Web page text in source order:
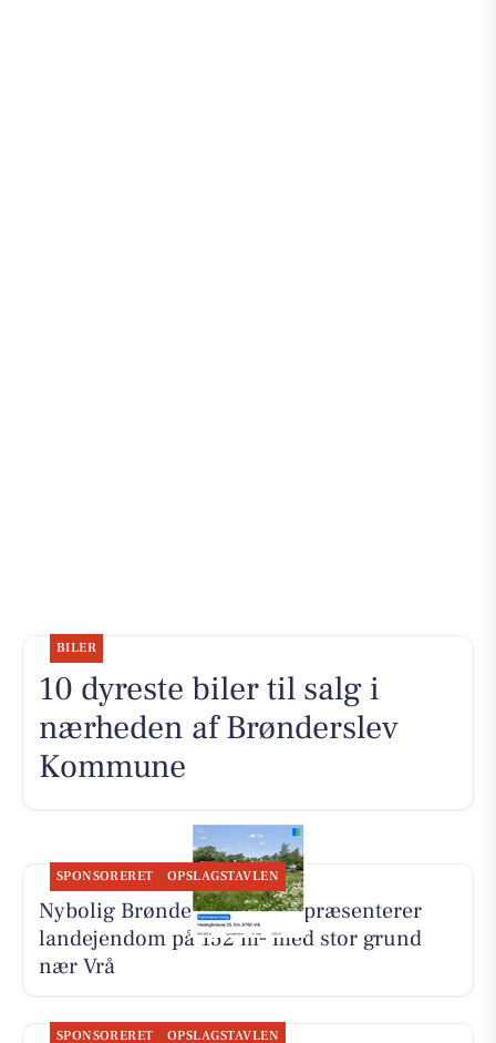
BILER
10 dyreste biler til salg i
nærheden af Brønderslev
Kommune
SPONSORERET OPSLAGSTAVLEN
Nybolig Brønderslev & Vrå præsenterer
landejendom på 152 m² med stor grund
nær Vrå
SPONSORERET OPSLAGSTAVLEN